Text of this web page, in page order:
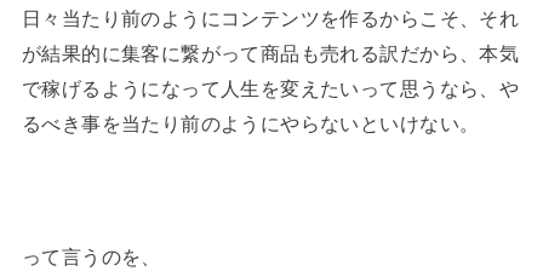
日々当たり前のようにコンテンツを作るからこそ、それ
が結果的に集客に繋がって商品も売れる訳だから、本気
で稼げるようになって人生を変えたいって思うなら、や
るべき事を当たり前のようにやらないといけない。
って言うのを、